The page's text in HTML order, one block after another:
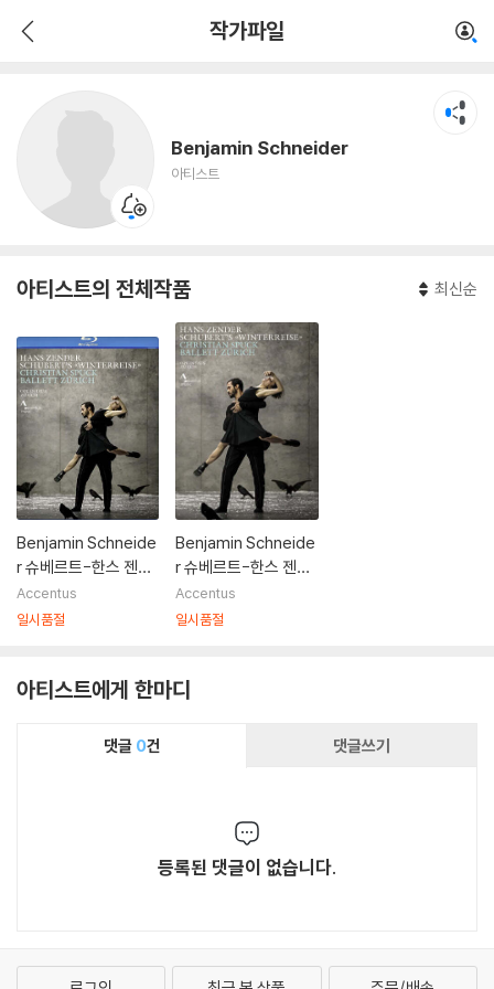
작가파일
Benjamin Schneider
아티스트
아티스트의 전체작품 최신순
Benjamin Schneide
r 슈베르트-한스 젠더:
발레 '겨울나그네' (Sc
hubert-Hans Zend
Accentus
일시품절
Benjamin Schneide
r 슈베르트-한스 젠더:
발레 '겨울나그네' (Sc
hubert-Hans Zend
Accentus
일시품절
아티스트에게 한마디
댓글 0건 댓글쓰기
등록된 댓글이 없습니다.